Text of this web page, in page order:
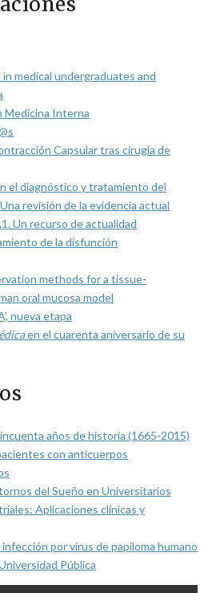
medical undergraduates and
Medicina Interna
Capsular tras cirugía de
el diagnóstico y tratamiento del
revisión de la evidencia actual
Un recurso de actualidad
de la disfunción
methods for a tissue-
oral mucosa model
nueva etapa
en el cuarenta aniversario de su
años de historia (1665-2015)
con anticuerpos
del Sueño en Universitarios
Aplicaciones clínicas y
por virus de papiloma humano
Pública